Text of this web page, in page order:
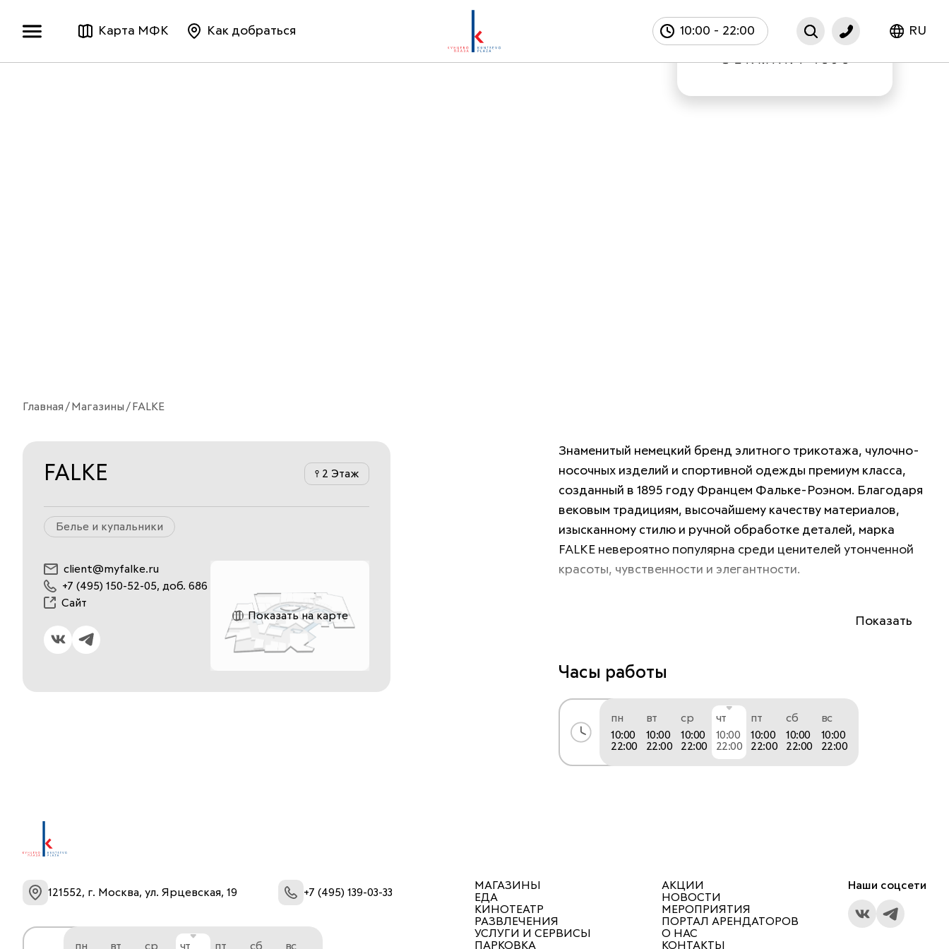
Карта МФК Как добраться 10:00 - 22:00 RU
Главная Магазины FALKE
FALKE 2 Этаж
Белье и купальники
client@myfalke.ru
+7 (495) 150-52-05, доб. 686
Сайт
Показать на карте
Знаменитый немецкий бренд элитного трикотажа, чулочно-
носочных изделий и спортивной одежды премиум класса,
созданный в 1895 году Францем Фальке-Роэном. Благодаря
вековым традициям, высочайшему качеству материалов,
изысканному стилю и ручной обработке деталей, марка
FALKE невероятно популярна среди ценителей утонченной
красоты, чувственности и элегантности.
Показать
Часы работы
пн
10:00
22:00
вт
10:00
22:00
ср
10:00
22:00
чт
10:00
22:00
пт
10:00
22:00
сб
10:00
22:00
вс
10:00
22:00
121552, г. Москва, ул. Ярцевская, 19 +7 (495) 139-03-33
пн вт ср чт пт сб вс
МАГАЗИНЫ
ЕДА
КИНОТЕАТР
РАЗВЛЕЧЕНИЯ
УСЛУГИ И СЕРВИСЫ
ПАРКОВКА
АКЦИИ
НОВОСТИ
МЕРОПРИЯТИЯ
ПОРТАЛ АРЕНДАТОРОВ
О НАС
КОНТАКТЫ
Наши соцсети